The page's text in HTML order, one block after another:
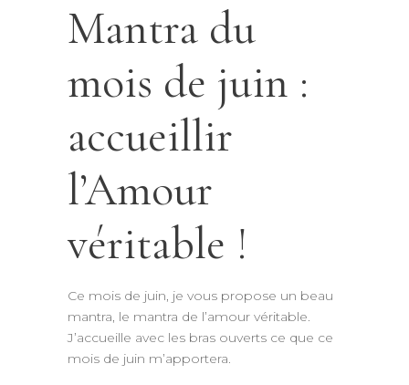
Mantra du
mois de juin :
accueillir
l’Amour
véritable !
Ce mois de juin, je vous propose un beau
mantra, le mantra de l’amour véritable.
J’accueille avec les bras ouverts ce que ce
mois de juin m’apportera.